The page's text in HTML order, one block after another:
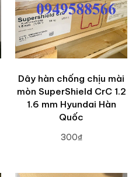
Dây hàn chống chịu mài
mòn SuperShield CrC 1.2
1.6 mm Hyundai Hàn
Quốc
300₫